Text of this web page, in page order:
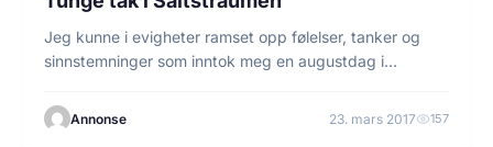
Jeg kunne i evigheter ramset opp følelser, tanker og
sinnstemninger som inntok meg en augustdag i…
Annonse 23. mars 2017 157